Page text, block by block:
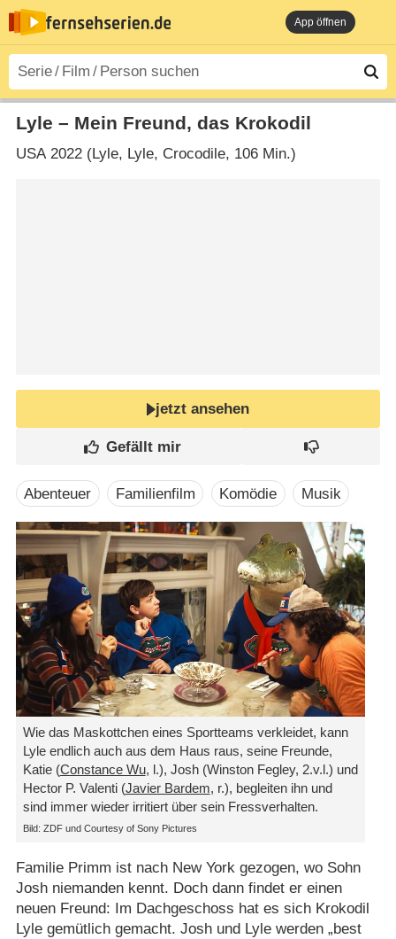
App öffnen
Lyle – Mein Freund, das Krokodil
USA2022 (Lyle, Lyle, Crocodile‎, 106 Min.)
jetzt ansehen
Abenteuer Familienfilm Komödie Musik
Wie das Maskottchen eines Sportteams verkleidet, kann
Lyle endlich auch aus dem Haus raus, seine Freunde,
Katie (Constance Wu, l.), Josh (Winston Fegley, 2.v.l.) und
Hector P. Valenti (Javier Bardem, r.), begleiten ihn und
sind immer wieder irritiert über sein Fressverhalten.
Bild: ZDF und Courtesy of Sony Pictures
Familie Primm ist nach New York gezogen, wo Sohn
Josh niemanden kennt. Doch dann findet er einen
neuen Freund: Im Dachgeschoss hat es sich Krokodil
Lyle gemütlich gemacht. Josh und Lyle werden „best